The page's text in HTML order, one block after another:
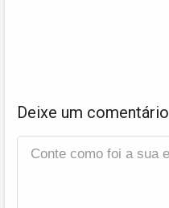
Deixe um comentário